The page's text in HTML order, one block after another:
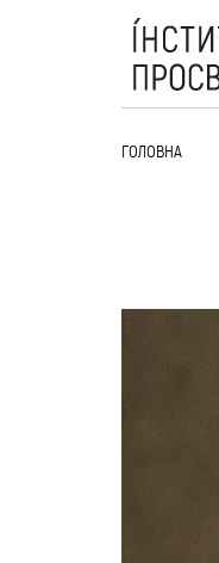
ГОЛОВНА